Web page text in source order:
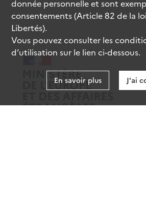
donnée personnelle et sont
consentements (Article 82 de la
Libertés).
Vous pouvez consulter les
d’utilisation sur le lien ci-dessous.
En savoir plus J'ai